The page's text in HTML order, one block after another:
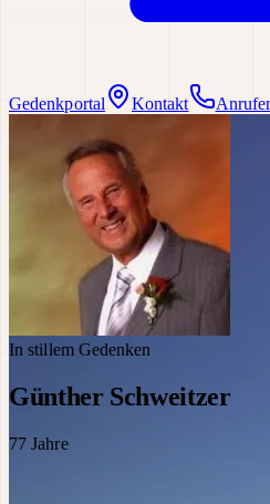
Gedenkportal Kontakt
In stillem Gedenken
Günther Schweitzer
77 Jahre